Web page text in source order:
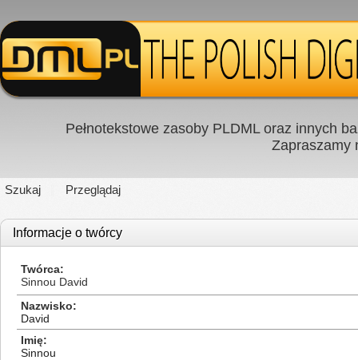
Pełnotekstowe zasoby PLDML oraz innych
Zapraszamy
Szukaj Przeglądaj
Informacje o twórcy
Twórca
Sinnou David
Nazwisko
David
Imię
Sinnou